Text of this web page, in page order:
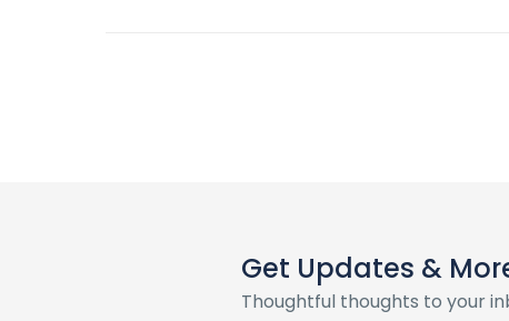
Get Updates &
Thoughtful thoughts to your